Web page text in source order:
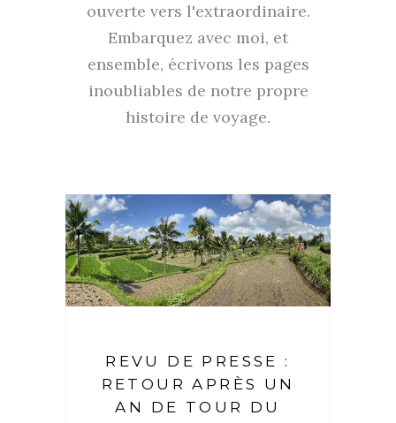
ouverte vers l'extraordinaire.
Embarquez avec moi, et
ensemble, écrivons les pages
inoubliables de notre propre
histoire de voyage.
REVU DE PRESSE :
RETOUR APRÈS UN
AN DE TOUR DU